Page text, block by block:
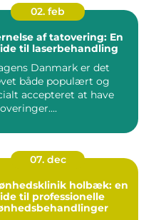
02. feb
af tatovering: En
til laserbehandling
Danmark er det
både populært og
accepteret at have
07. dec
holbæk: en
til professionelle